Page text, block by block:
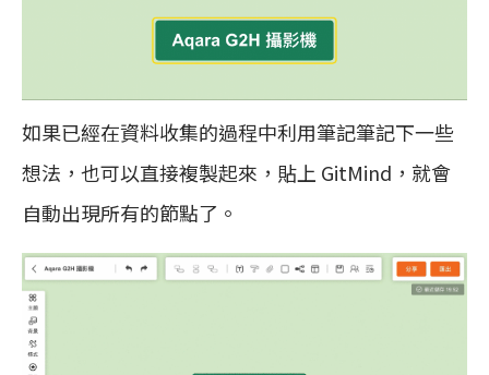
如果已經在資料收集的過程中利用筆記筆記下一些
想法，也可以直接複製起來，貼上 GitMind，就會
自動出現所有的節點了。